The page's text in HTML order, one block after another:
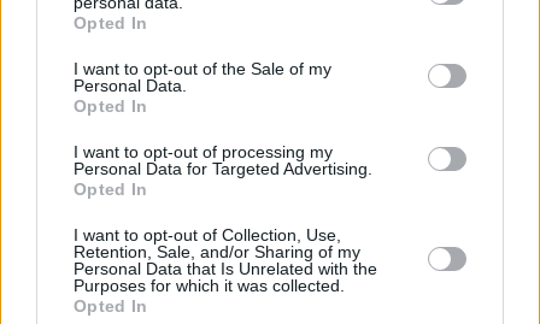
grant or deny consent to Google and its third-party tags to
use your data for below specified purposes in below Google
consent section.
Opted In
I want to opt-out of the Sale of my
Personal Data.
Opted In
I want to opt-out of processing my
Personal Data for Targeted Advertising.
Opted In
I want to opt-out of Collection, Use,
Retention, Sale, and/or Sharing of my
Personal Data that Is Unrelated with the
Purposes for which it was collected.
Opted In
έλεγχοςαπό την
οπαδών «που μας δημιουργούν συχνά
προβλήματα» όπως είπε ο
Μητσοτάκης
του ελληνικού ποδοσφαίρου (Ολυμπιακού,
ΠΑΟ, ΑΕΚ και ΠΑΟΚ) ενώ το τέταρτο αφορά τη
πολλών διαφορετικών κρατών ώστε η UEFA να
μπορεί να προειδοποιεί εγκαίρως για γεγονότα
υψηλού κινδύνου.